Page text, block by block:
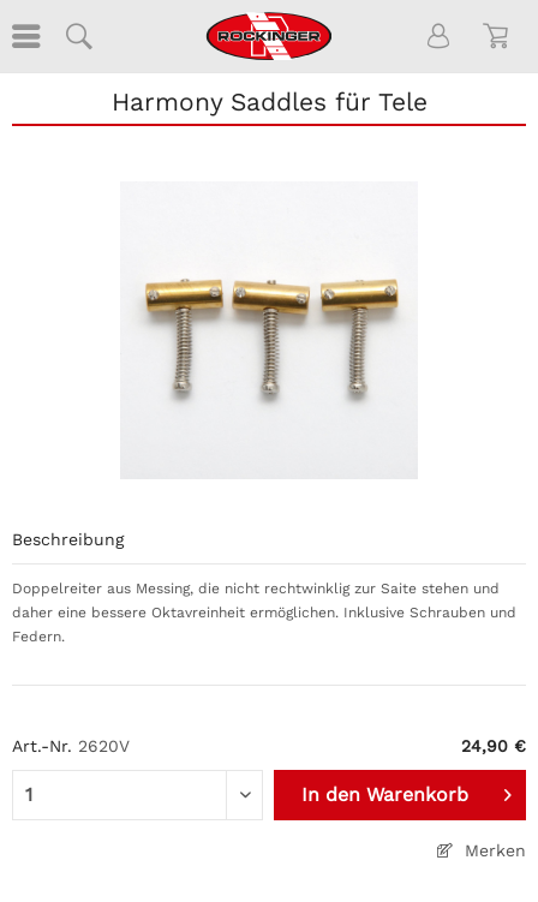
Harmony Saddles für Tele
Art.-Nr. 2620V 24,90 €
In den Warenkorb
Merken
Beschreibung
Doppelreiter aus Messing, die nicht rechtwinklig zur Saite stehen und
daher eine bessere Oktavreinheit ermöglichen. Inklusive Schrauben und
Federn.